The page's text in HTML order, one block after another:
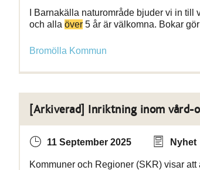
I Barnakälla naturområde bjuder vi in
och alla över 5 år är välkomna. Bokar
Bromölla Kommun
[Arkiverad] Inriktning inom vård-
11 September 2025 Nyhet
Kommuner och Regioner (SKR) visar